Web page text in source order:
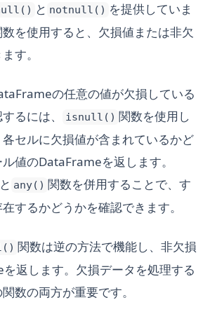
と notnull() を提供していま
を使用すると、欠損値または非欠
す。
の任意の値が欠損している
るには、
isnull() 関数を使用し
セルに欠損値が含まれているかど
値のDataFrameを返します。
any() 関数を併用することで、す
するかどうかを確認できます。
関数は逆の方法で機能し、非欠損
返します。欠損データを処理する
数の両方が重要です。